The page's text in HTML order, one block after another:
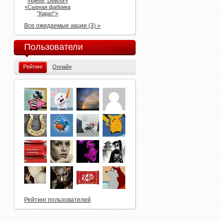
«Сырная фабрика
"Карат"»
Все ожидаемые акции (3) »
Пользователи
Рейтинг Онлайн
Рейтинг пользователей